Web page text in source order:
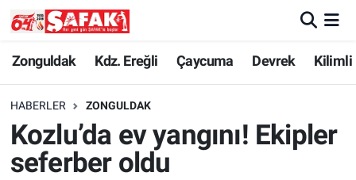
Zonguldak Kdz. Ereğli Çaycuma Devrek Kilimli
HABERLER ZONGULDAK
Kozlu’da ev yangını! Ekipler
seferber oldu
Zonguldak
Kdz. Ereğli
Çaycuma
Zonguldak Nöbetçi Eczaneler
Zonguldak Hava Durumu
Zonguldak Namaz Vakitleri